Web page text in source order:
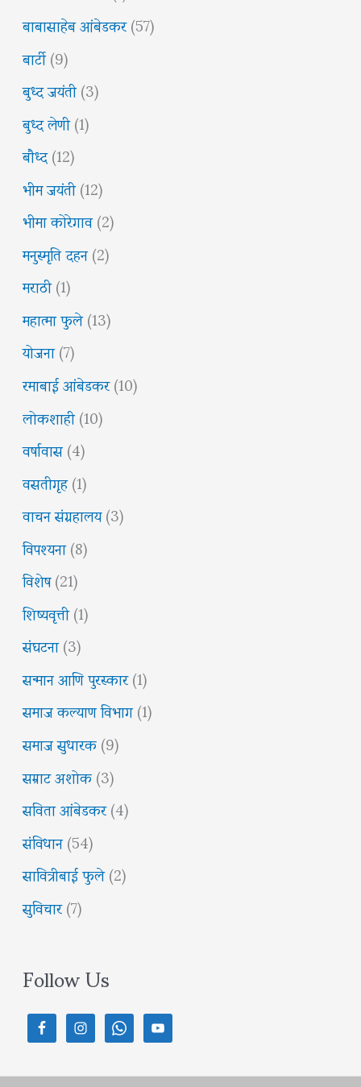
बाबासाहेब आंबेडकर(57)
बार्टी(9)
बुध्द जयंती(3)
बुध्द लेणी(1)
बौध्द(12)
भीम जयंती(12)
भीमा कोरेगाव(2)
मनुस्मृति दहन(2)
मराठी(1)
महात्मा फुले(13)
योजना(7)
रमाबाई आंबेडकर(10)
लोकशाही(10)
वर्षावास(4)
वसतीगृह(1)
वाचन संग्रहालय(3)
विपश्यना(8)
विशेष(21)
शिष्यवृत्ती(1)
संघटना(3)
सन्मान आणि पुरस्कार(1)
समाज कल्याण विभाग(1)
समाज सुधारक(9)
सम्राट अशोक(3)
सविता आंबेडकर(4)
संविधान(54)
सावित्रीबाई फुले(2)
सुविचार(7)
Follow Us